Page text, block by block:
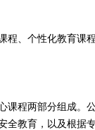
、个性化教育课
程两部分组成。
全教育，以及根据